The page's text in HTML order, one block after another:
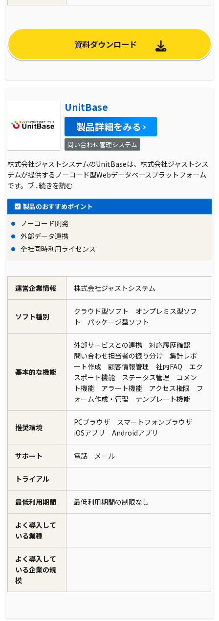
資料ダウンロード
UnitBase
製品詳細をみる
問い合わせ管理システム
株式会社ジャストシステムのUnitBaseは、株式会社ジャストシス
テムが提供するノーコード型Webデータベースプラットフォーム
です。ブ...続きを読む
製品のおすすめポイント
ノーコード開発
外部データ連携
全社同時利用ライセンス
運営企業情報 株式会社ジャストシステム
ソフト種別
クラウド型ソフト オンプレミス型ソフ
ト パッケージ型ソフト
基本的な機能
外部サービスとの連携 対応履歴確認
問い合わせ担当者の振り分け 集計レポ
ート作成 顧客情報管理 社内FAQ エク
スポート機能 ステータス管理 コメン
ト機能 アラート機能 アクセス権限 フ
ォーム作成・管理 テンプレート機能
推奨環境
PCブラウザ スマートフォンブラウザ
iOSアプリ Androidアプリ
サポート 電話 メール
トライアル
最低利用期間 最低利用期間の制限なし
よく導入して
いる業種
よく導入して
いる企業の規
模